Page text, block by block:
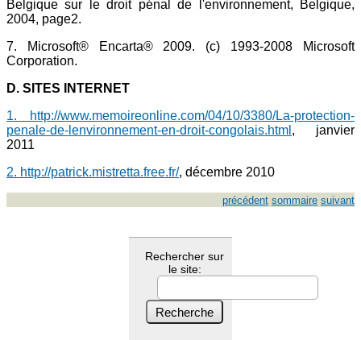
Belgique sur le droit pénal de l'environnement, Belgique,
2004, page2.
7. Microsoft® Encarta® 2009. (c) 1993-2008 Microsoft
Corporation.
D. SITES INTERNET
1. http://www.memoireonline.com/04/10/3380/La-protection-
penale-de-lenvironnement-en-droit-congolais.html , janvier
2011
2. http://patrick.mistretta.free.fr/, décembre 2010
précédent sommaire suivant
Rechercher sur
le site: